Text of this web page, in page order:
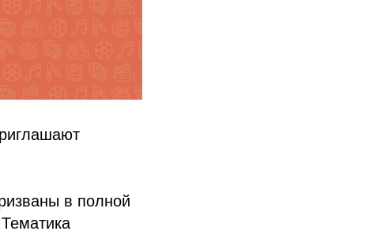
в полной